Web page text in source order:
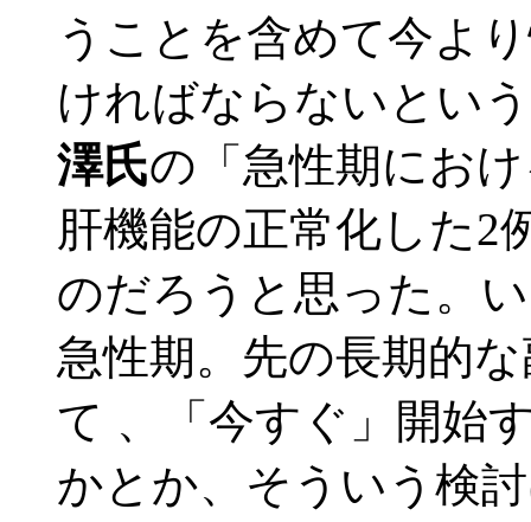
うことを含めて今よ
ければならないとい
澤氏の「急性期にお
肝機能の正常化した2
のだろうと思った。
急性期。先の長期的
て 、「今すぐ」開始
かとか、そういう検